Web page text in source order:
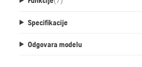
Specifikacije
Odgovara modelu